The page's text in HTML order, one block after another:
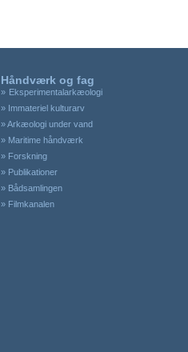
Håndværk og fag
» Eksperimentalarkæologi
» Immateriel kulturarv
» Arkæologi under vand
» Maritime håndværk
» Forskning
» Publikationer
» Bådsamlingen
» Filmkanalen